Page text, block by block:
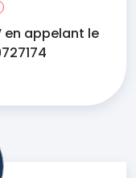
en appelant le